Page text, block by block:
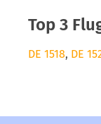
Top 3
DE 1518, DE